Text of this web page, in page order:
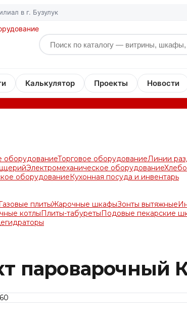
в г. Бузулук
Калькулятор Проекты Новости
оборудованиеТорговое оборудованиеЛинии
Электромеханическое оборудование
оборудованиеКухонная посуда и инвентарь
плитыЖарочные шкафыЗонты вытяжные
котлыПлиты-табуретыПодовые пекарские
пароварочный